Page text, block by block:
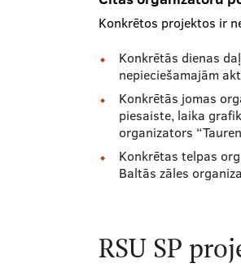
Konkrētos projektos ir
Konkrētās dienas
nepieciešamajām
Konkrētās jomas
piesaiste, laika
organizators
Konkrētas telpas
Baltās zāles
RSU SP